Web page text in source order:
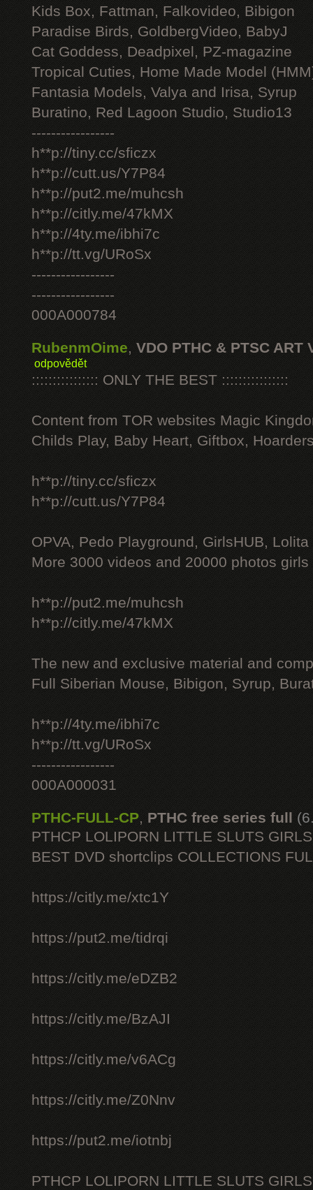
Kids Box, Fattman, Falkovideo, Bibigon
Paradise Birds, GoldbergVideo, BabyJ
Cat Goddess, Deadpixel, PZ-magazine
Tropical Cuties, Home Made Model
Fantasia Models, Valya and Irisa, Syrup
Buratino, Red Lagoon Studio, Studio13
-----------------
h**p://tiny.cc/sficzx
h**p://cutt.us/Y7P84
h**p://put2.me/muhcsh
h**p://citly.me/47kMX
h**p://4ty.me/ibhi7c
h**p://tt.vg/URoSx
-----------------
-----------------
000A000784
RubenmOime, VDO PTHC & PTSC ART
odpovědět
:::::::::::::::: ONLY THE BEST ::::::::::::::::
Content from TOR websites Magic
Childs Play, Baby Heart, Giftbox,
h**p://tiny.cc/sficzx
h**p://cutt.us/Y7P84
OPVA, Pedo Playground, GirlsHUB, Lolita
More 3000 videos and 20000 photos
h**p://put2.me/muhcsh
h**p://citly.me/47kMX
The new and exclusive material and
Full Siberian Mouse, Bibigon, Syrup,
h**p://4ty.me/ibhi7c
h**p://tt.vg/URoSx
-----------------
000A000031
PTHC-FULL-CP, PTHC free series full
PTHCP LOLIPORN LITTLE SLUTS
BEST DVD shortclips COLLECTIONS
https://citly.me/xtc1Y
https://put2.me/tidrqi
https://citly.me/eDZB2
https://citly.me/BzAJI
https://citly.me/v6ACg
https://citly.me/Z0Nnv
https://put2.me/iotnbj
PTHCP LOLIPORN LITTLE SLUTS